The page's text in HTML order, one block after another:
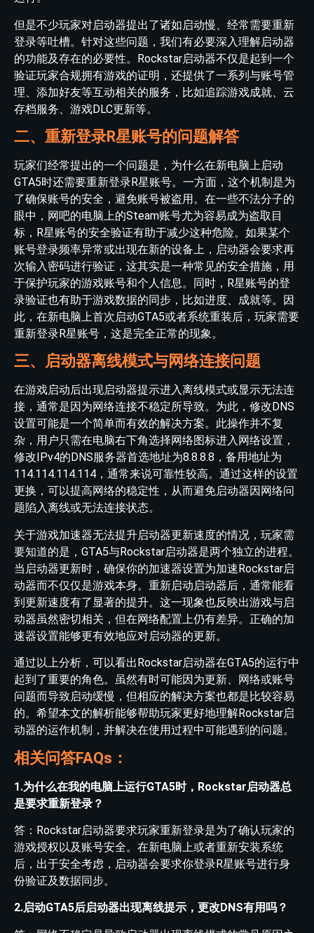
但是不少玩家对启动器提出了诸如启动慢、经常需要重新
登录等吐槽。针对这些问题，我们有必要深入理解启动器
的功能及存在的必要性。Rockstar启动器不仅是起到一个
验证玩家合规拥有游戏的证明，还提供了一系列与账号管
理、添加好友等互动相关的服务，比如追踪游戏成就、云
存档服务、游戏DLC更新等。
二、重新登录R星账号的问题解答
玩家们经常提出的一个问题是，为什么在新电脑上启动
GTA5时还需要重新登录R星账号。一方面，这个机制是为
了确保账号的安全，避免账号被盗用。在一些不法分子的
眼中，网吧的电脑上的Steam账号尤为容易成为盗取目
标，R星账号的安全验证有助于减少这种危险。如果某个
账号登录频率异常或出现在新的设备上，启动器会要求再
次输入密码进行验证，这其实是一种常见的安全措施，用
于保护玩家的游戏账号和个人信息。同时，R星账号的登
录验证也有助于游戏数据的同步，比如进度、成就等。因
此，在新电脑上首次启动GTA5或者系统重装后，玩家需要
重新登录R星账号，这是完全正常的现象。
三、启动器离线模式与网络连接问题
在游戏启动后出现启动器提示进入离线模式或显示无法连
接，通常是因为网络连接不稳定所导致。为此，修改DNS
设置可能是一个简单而有效的解决方案。此操作并不复
杂，用户只需在电脑右下角选择网络图标进入网络设置，
修改IPv4的DNS服务器首选地址为8.8.8.8，备用地址为
114.114.114.114，通常来说可靠性较高。通过这样的设置
更换，可以提高网络的稳定性，从而避免启动器因网络问
题陷入离线或无法连接状态。
关于游戏加速器无法提升启动器更新速度的情况，玩家需
要知道的是，GTA5与Rockstar启动器是两个独立的进程。
当启动器更新时，确保你的加速器设置为加速Rockstar启
动器而不仅仅是游戏本身。重新启动启动器后，通常能看
到更新速度有了显著的提升。这一现象也反映出游戏与启
动器虽然密切相关，但在网络配置上仍有差异。正确的加
速器设置能够更有效地应对启动器的更新。
通过以上分析，可以看出Rockstar启动器在GTA5的运行中
起到了重要的角色。虽然有时可能因为更新、网络或账号
问题而导致启动缓慢，但相应的解决方案也都是比较容易
的。希望本文的解析能够帮助玩家更好地理解Rockstar启
动器的运作机制，并解决在使用过程中可能遇到的问题。
相关问答FAQs：
1.为什么在我的电脑上运行GTA5时，Rockstar启动器总
是要求重新登录？
答：Rockstar启动器要求玩家重新登录是为了确认玩家的
游戏授权以及账号安全。在新电脑上或者重新安装系统
后，出于安全考虑，启动器会要求你登录R星账号进行身
份验证及数据同步。
2.启动GTA5后启动器出现离线提示，更改DNS有用吗？